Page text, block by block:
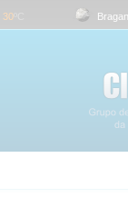
ºC Bragança